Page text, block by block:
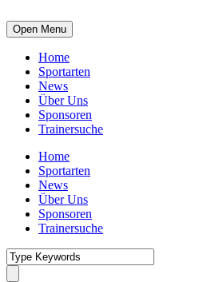
Open Menu
Home
Sportarten
News
Über Uns
Sponsoren
Trainersuche
Home
Sportarten
News
Über Uns
Sponsoren
Trainersuche